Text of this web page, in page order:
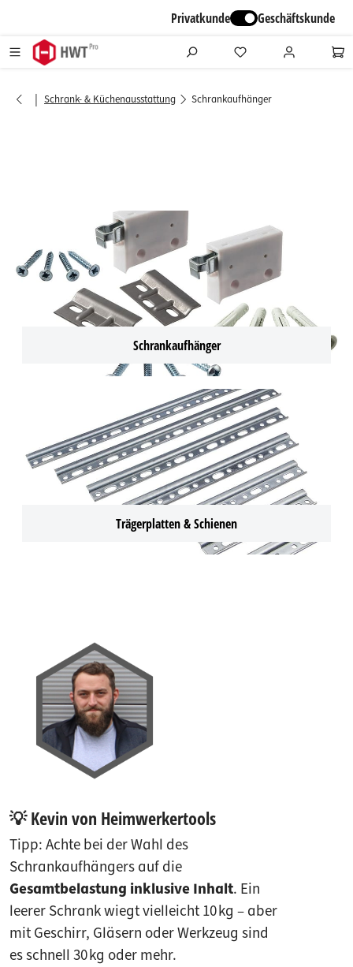
Privatkunde Geschäftskunde
| Schrank- & Küchenausstattung Schrankaufhänger
Schrankaufhänger
Trägerplatten & Schienen
💡 Kevin von Heimwerkertools
Tipp: Achte bei der Wahl des
Schrankaufhängers auf die
Gesamtbelastung inklusive Inhalt. Ein
leerer Schrank wiegt vielleicht 10 kg – aber
mit Geschirr, Gläsern oder Werkzeug sind
es schnell 30 kg oder mehr.